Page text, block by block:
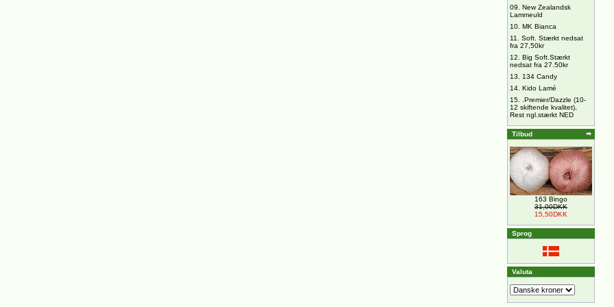
09. New Zealandsk
Lammeuld
10. MK Bianca
11. Soft. Stærkt nedsat
fra 27,50kr
12. Big Soft.Stærkt
nedsat fra 27.50kr
13. 134 Candy
14. Kido Lamé
15.
.Premier/Dazzle (10-
12 skiftende kvalitet),
Rest ngl.stærkt NED
Tilbud
163 Bingo
31,00DKK
15,50DKK
Sprog
Valuta